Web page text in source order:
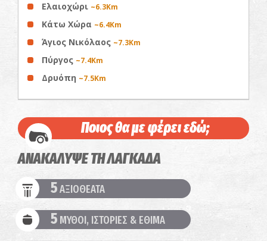
Ελαιοχώρι ~6.3Km
Κάτω Χώρα ~6.4Km
Άγιος Νικόλαος ~7.3Km
Πύργος ~7.4Km
Δρυόπη ~7.5Km
Ποιος θα με φέρει εδώ;
ΑΝΑΚΑΛΥΨΕ ΤΗ ΛΑΓΚΑΔΑ
5ΑΞΙΟΘΕΑΤΑ
5 ΜΥΘΟΙ, ΙΣΤΟΡΙΕΣ & ΕΘΙΜΑ